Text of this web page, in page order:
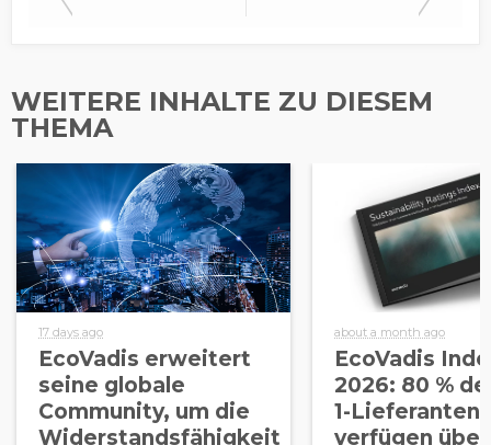
WEITERE INHALTE ZU DIESEM
THEMA
17 days ago
EcoVadis erweitert
seine globale
Community, um die
Widerstandsfähigkeit
about a month ago
EcoVadis
2026: 80 %
1-Lieferanten
verfügen